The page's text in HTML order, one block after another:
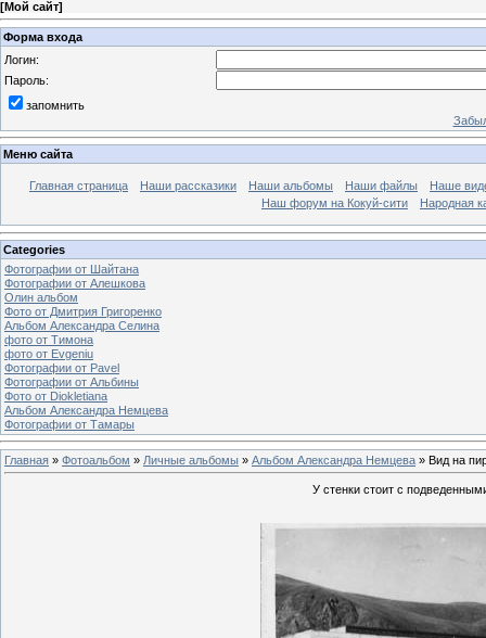
[Мой сайт]
Форма входа
Логин:
Пароль:
запомнить
Меню сайта
Главная страница Наши рассказики Наши альбомы Наши файлы
Наше
Наш форум на Кокуй-сити
Народная
Categories
Фотографии от Шайтана
Фотографии от Алешкова
Олин альбом
Фото от Дмитрия Григоренко
Альбом Александра Селина
фото от Тимона
фото от Еvgeniu
Фотографии от Pavel
Фотографии от Альбины
Фото от Diokletiana
Альбом Александра Немцева
Фотографии от Тамары
Главная » Фотоальбом » Личные альбомы » Альбом Александра Немцева » Вид на
У стенки стоит с